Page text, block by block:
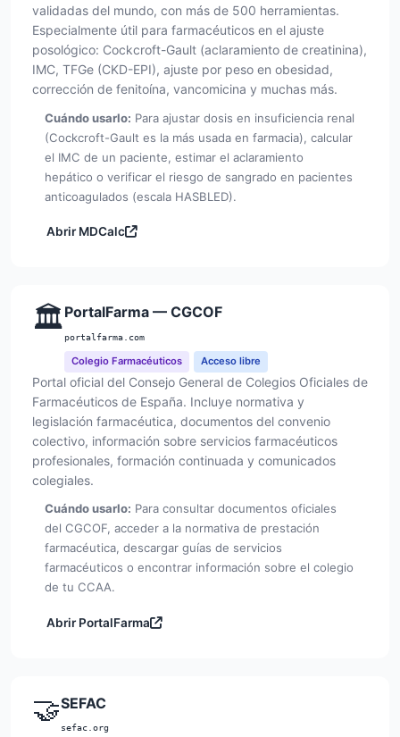
validadas del mundo, con más de 500 herramientas.
Especialmente útil para farmacéuticos en el ajuste
posológico: Cockcroft-Gault (aclaramiento de creatinina),
IMC, TFGe (CKD-EPI), ajuste por peso en obesidad,
corrección de fenitoína, vancomicina y muchas más.
Cuándo usarlo: Para ajustar dosis en insuficiencia renal
(Cockcroft-Gault es la más usada en farmacia), calcular
el IMC de un paciente, estimar el aclaramiento
hepático o verificar el riesgo de sangrado en pacientes
anticoagulados (escala HASBLED).
Abrir MDCalc
🏛️PortalFarma — CGCOF
portalfarma.com
Colegio Farmacéuticos Acceso libre
Portal oficial del Consejo General de Colegios Oficiales de
Farmacéuticos de España. Incluye normativa y
legislación farmacéutica, documentos del convenio
colectivo, información sobre servicios farmacéuticos
profesionales, formación continuada y comunicados
colegiales.
Cuándo usarlo: Para consultar documentos oficiales
del CGCOF, acceder a la normativa de prestación
farmacéutica, descargar guías de servicios
farmacéuticos o encontrar información sobre el colegio
de tu CCAA.
Abrir PortalFarma
🤝SEFAC
sefac.org